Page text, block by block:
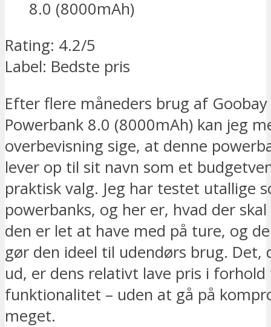
Rating: 4.2/5
Label: Bedste pris
Efter flere måneders brug af Goobay
Powerbank 8.0 (8000mAh) kan jeg
overbevisning sige, at denne
lever op til sit navn som et
praktisk valg. Jeg har testet utallige
powerbanks, og her er, hvad der
den er let at have med på ture, og
gør den ideel til udendørs brug. Det,
ud, er dens relativt lave pris i forhold
funktionalitet – uden at gå på
meget.